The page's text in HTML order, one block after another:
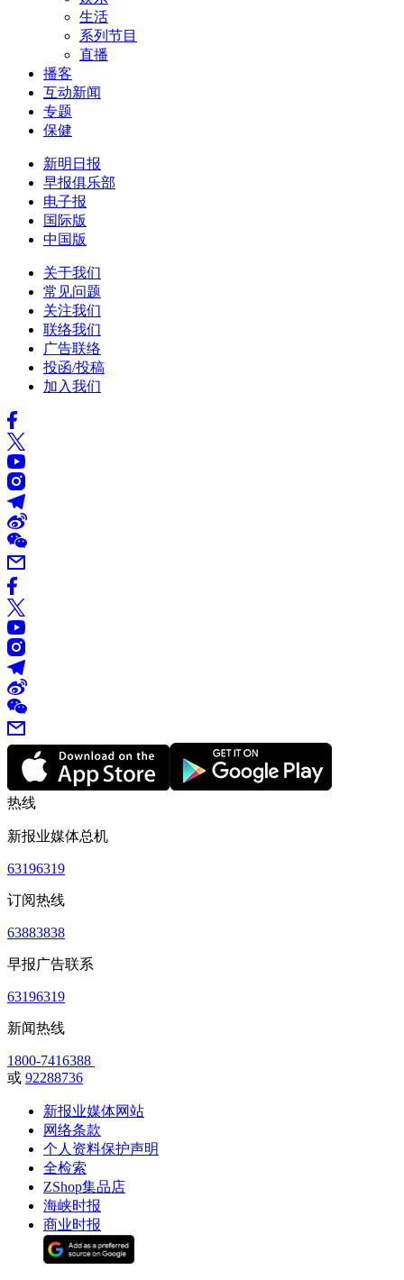
生活
系列节目
直播
播客
互动新闻
专题
保健
新明日报
早报俱乐部
电子报
国际版
中国版
关于我们
常见问题
关注我们
联络我们
广告联络
投函/投稿
加入我们
热线
新报业媒体总机
63196319
订阅热线
63883838
早报广告联系
63196319
新闻热线
1800-7416388
或 92288736
新报业媒体网站
网络条款
个人资料保护声明
全检索
ZShop集品店
海峡时报
商业时报